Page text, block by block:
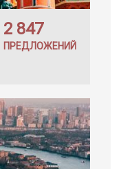
2 847
ПРЕДЛОЖЕНИЙ